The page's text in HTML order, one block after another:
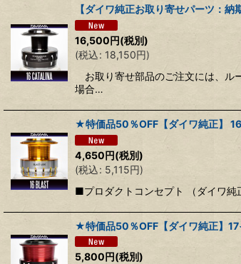
【ダイワ純正お取り寄せパーツ：
16,500円(税別)
(税込: 18,150円)
お取り寄せ部品のご注文には、ル
場合…
★特価品50％OFF【ダイワ純正】
4,650円(税別)
(税込: 5,115円)
■プロダクトコンセプト （ダイワ
★特価品50％OFF【ダイワ純正】17
5,800円(税別)